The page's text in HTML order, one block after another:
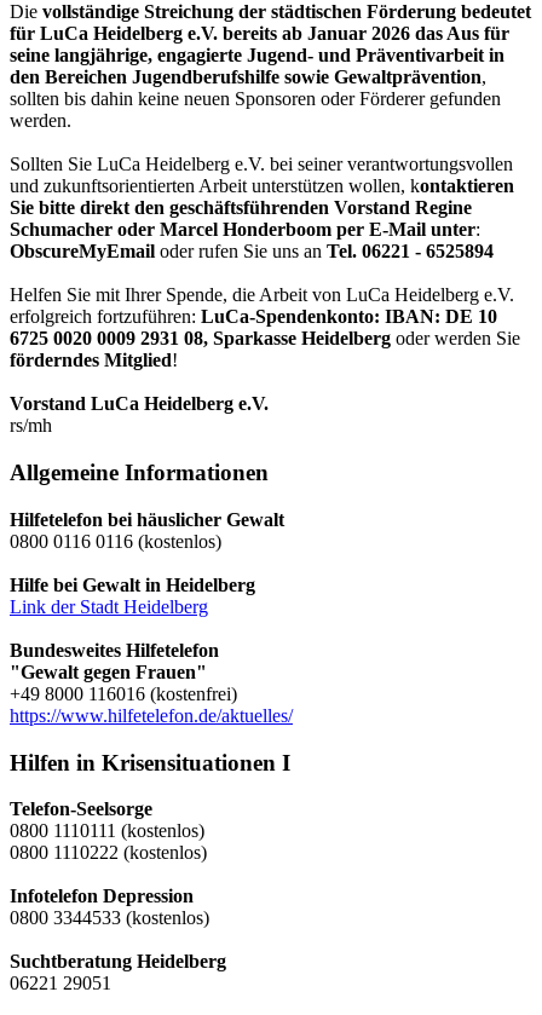
Die vollständige Streichung der städtischen Förderung bedeutet
für LuCa Heidelberg e.V. bereits ab Januar 2026 das Aus für
seine langjährige, engagierte Jugend- und Präventivarbeit in
den Bereichen Jugendberufshilfe sowie Gewaltprävention,
sollten bis dahin keine neuen Sponsoren oder Förderer gefunden
werden.
Sollten Sie LuCa Heidelberg e.V. bei seiner verantwortungsvollen
und zukunftsorientierten Arbeit unterstützen wollen, kontaktieren
Sie bitte direkt den geschäftsführenden Vorstand Regine
Schumacher oder Marcel Honderboom per E-Mail unter:
ObscureMyEmail oder rufen Sie uns an Tel. 06221 - 6525894
Helfen Sie mit Ihrer Spende, die Arbeit von LuCa Heidelberg e.V.
erfolgreich fortzuführen: LuCa-Spendenkonto: IBAN: DE 10
6725 0020 0009 2931 08, Sparkasse Heidelberg oder werden Sie
förderndes Mitglied!
Vorstand LuCa Heidelberg e.V.
rs/mh
Allgemeine Informationen
Hilfetelefon bei häuslicher Gewalt
0800 0116 0116 (kostenlos)
Hilfe bei Gewalt in Heidelberg
Link der Stadt Heidelberg
Bundesweites Hilfetelefon
"Gewalt gegen Frauen"
+49 8000 116016 (kostenfrei)
https://www.hilfetelefon.de/aktuelles/
Hilfen in Krisensituationen I
Telefon-Seelsorge
0800 1110111 (kostenlos)
0800 1110222 (kostenlos)
Infotelefon Depression
0800 3344533 (kostenlos)
Suchtberatung Heidelberg
06221 29051